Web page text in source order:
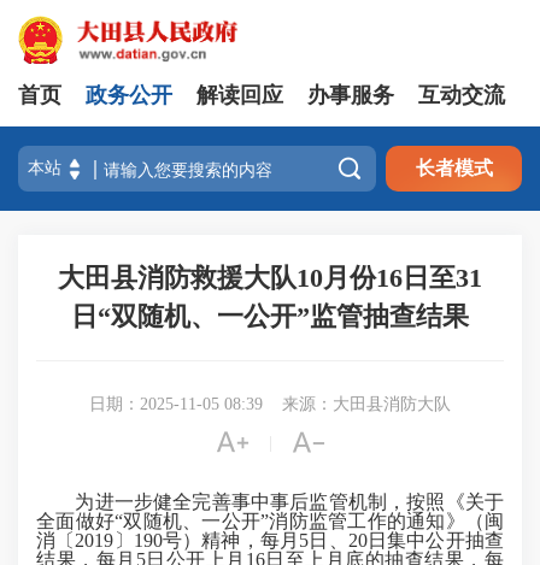
首页 政务公开 解读回应 办事服务 互动交流
 长者模式
大田县消防救援大队10月份16日至31
日“双随机、一公开”监管抽查结果
日期：2025-11-05 08:39 来源：大田县消防大队
 
为进一步健全完善事中事后监管机制，按照《关于
全面做好“双随机、一公开”消防监管工作的通知》（闽
消〔2019〕190号）精神，每月5日、20日集中公开抽查
结果，每月5日公开上月16日至上月底的抽查结果，每